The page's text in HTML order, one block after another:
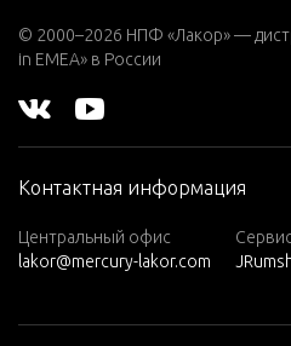
© 2000–2026 НПФ «Лакор» —
in EMEA» в России
Контактная информация
Центральный офис
lakor@mercury-lakor.com